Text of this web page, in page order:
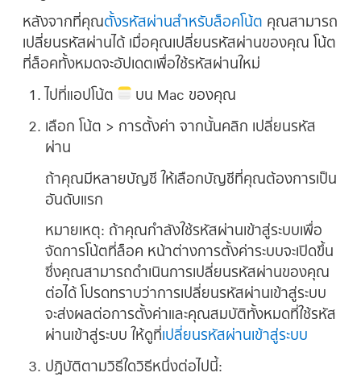
หลังจากที่คุณตั้งรหัสผ่านสำหรับล็อคโน้ต คุณสามารถ
เปลี่ยนรหัสผ่านได้ เมื่อคุณเปลี่ยนรหัสผ่านของคุณ โน้ต
ที่ล็อคทั้งหมดจะอัปเดตเพื่อใช้รหัสผ่านใหม่
ไปที่แอปโน้ต บน Mac ของคุณ
เลือก โน้ต > การตั้งค่า จากนั้นคลิก เปลี่ยนรหัส
ผ่าน
ถ้าคุณมีหลายบัญชี ให้เลือกบัญชีที่คุณต้องการเป็น
อันดับแรก
หมายเหตุ: ถ้าคุณกำลังใช้รหัสผ่านเข้าสู่ระบบเพื่อ
จัดการโน้ตที่ล็อค หน้าต่างการตั้งค่าระบบจะเปิดขึ้น
ซึ่งคุณสามารถดำเนินการเปลี่ยนรหัสผ่านของคุณ
ต่อได้ โปรดทราบว่าการเปลี่ยนรหัสผ่านเข้าสู่ระบบ
จะส่งผลต่อการตั้งค่าและคุณสมบัติทั้งหมดที่ใช้รหัส
ผ่านเข้าสู่ระบบ ให้ดูที่เปลี่ยนรหัสผ่านเข้าสู่ระบบ
ปฏิบัติตามวิธีใดวิธีหนึ่งต่อไปนี้: